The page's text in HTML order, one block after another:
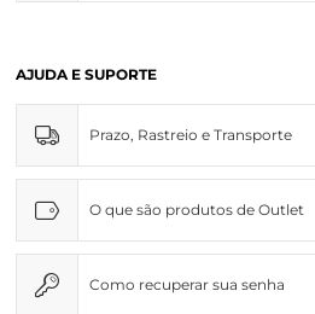
AJUDA E SUPORTE
Prazo, Rastreio e Transporte
O que são produtos de Outlet
Como recuperar sua senha